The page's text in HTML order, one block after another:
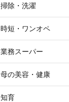
掃除・洗濯
時短・ワンオペ
業務スーパー
母の美容・健康
知育